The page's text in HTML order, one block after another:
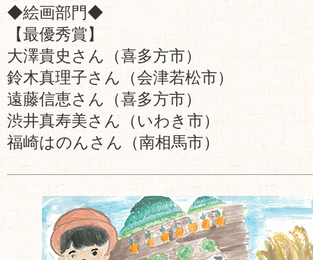
◆絵画部門◆
【最優秀賞】
大澤貴史さん（喜多方市）
鈴木真理子さん（会津若松市）
遠藤信恵さん（喜多方市）
渋井真寿美さん（いわき市）
福崎はのんさん（南相馬市）